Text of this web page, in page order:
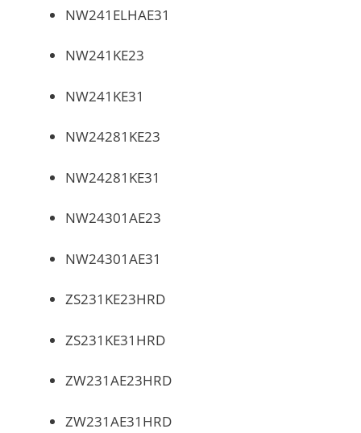
NW241ELHAE31
NW241KE23
NW241KE31
NW24281KE23
NW24281KE31
NW24301AE23
NW24301AE31
ZS231KE23HRD
ZS231KE31HRD
ZW231AE23HRD
ZW231AE31HRD